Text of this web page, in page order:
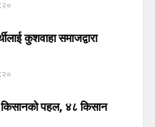
कुशवाहा समाजद्वारा
पहल, ४८ किसान